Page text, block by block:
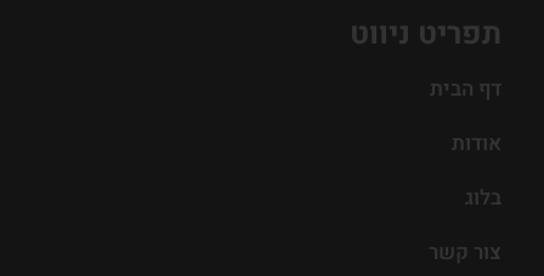
תפריט ניווט
דף הבית
אודות
בלוג
צור קשר